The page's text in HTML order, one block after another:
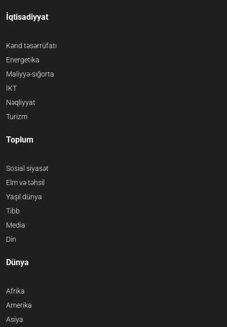
İqtisadiyyat
Kənd təsərrüfatı
Energetika
Maliyyə-sığorta
İKT
Nəqliyyat
Turizm
Toplum
Sosial siyasət
Elm və təhsil
Yaşıl dünya
Tibb
Media
Din
Dünya
Afrika
Amerika
Asiya